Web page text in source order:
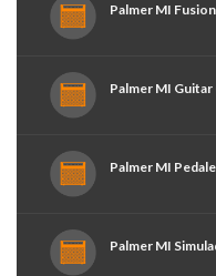
Palmer MI
Palmer MI Guitar
Palmer MI
Palmer MI